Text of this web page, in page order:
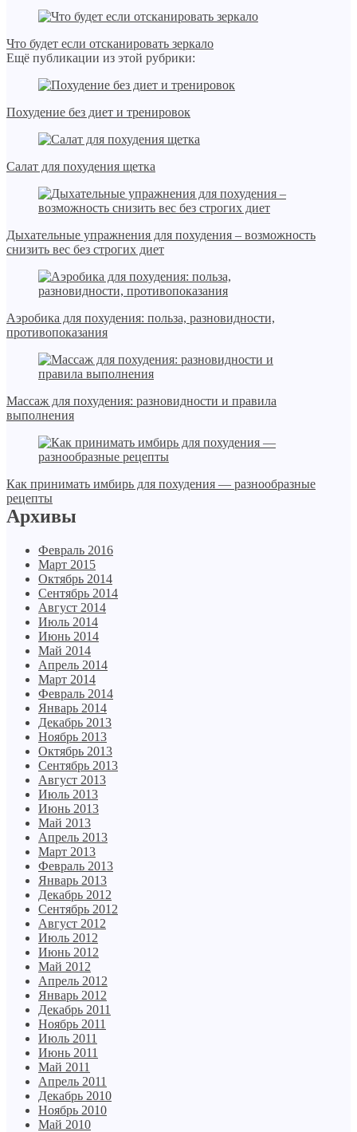
Что будет если отсканировать зеркало
Ещё публикации из этой рубрики:
Похудение без диет и тренировок
Салат для похудения щетка
Дыхательные упражнения для похудения – возможность
снизить вес без строгих диет
Аэробика для похудения: польза, разновидности,
противопоказания
Массаж для похудения: разновидности и правила
выполнения
Как принимать имбирь для похудения — разнообразные
рецепты
Архивы
Февраль 2016
Март 2015
Октябрь 2014
Сентябрь 2014
Август 2014
Июль 2014
Июнь 2014
Май 2014
Апрель 2014
Март 2014
Февраль 2014
Январь 2014
Декабрь 2013
Ноябрь 2013
Октябрь 2013
Сентябрь 2013
Август 2013
Июль 2013
Июнь 2013
Май 2013
Апрель 2013
Март 2013
Февраль 2013
Январь 2013
Декабрь 2012
Сентябрь 2012
Август 2012
Июль 2012
Июнь 2012
Май 2012
Апрель 2012
Январь 2012
Декабрь 2011
Ноябрь 2011
Июль 2011
Июнь 2011
Май 2011
Апрель 2011
Декабрь 2010
Ноябрь 2010
Май 2010